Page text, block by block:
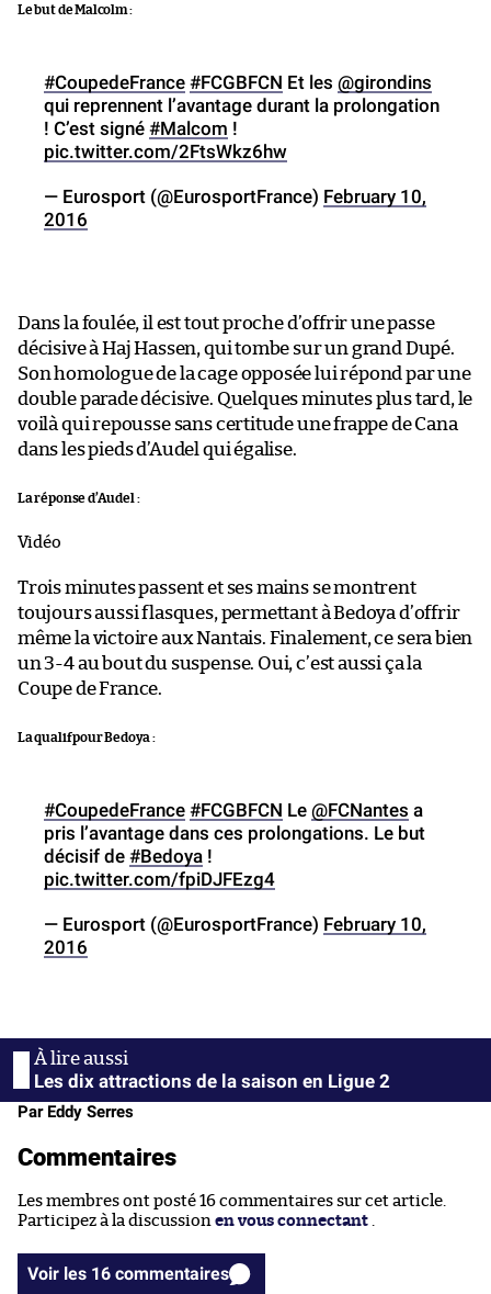
Le but de Malcolm :
#CoupedeFrance #FCGBFCN Et les @girondins
qui reprennent l’avantage durant la prolongation
! C’est signé #Malcom !
pic.twitter.com/2FtsWkz6hw
— Eurosport (@EurosportFrance) February 10,
2016
Dans la foulée, il est tout proche d’offrir une passe
décisive à Haj Hassen, qui tombe sur un grand Dupé.
Son homologue de la cage opposée lui répond par une
double parade décisive. Quelques minutes plus tard, le
voilà qui repousse sans certitude une frappe de Cana
dans les pieds d’Audel qui égalise.
La réponse d’Audel :
Vidéo
Trois minutes passent et ses mains se montrent
toujours aussi flasques, permettant à Bedoya d’offrir
même la victoire aux Nantais. Finalement, ce sera bien
un 3-4 au bout du suspense. Oui, c’est aussi ça la
Coupe de France.
La qualif pour Bedoya :
#CoupedeFrance #FCGBFCN Le @FCNantes a
pris l’avantage dans ces prolongations. Le but
décisif de #Bedoya !
pic.twitter.com/fpiDJFEzg4
— Eurosport (@EurosportFrance) February 10,
2016
Les dix attractions de la saison en Ligue 2
Par Eddy Serres
Commentaires
Les membres ont posté 16 commentaires sur cet article.
Participez à la discussion en vous connectant .
Voir les 16 commentaires